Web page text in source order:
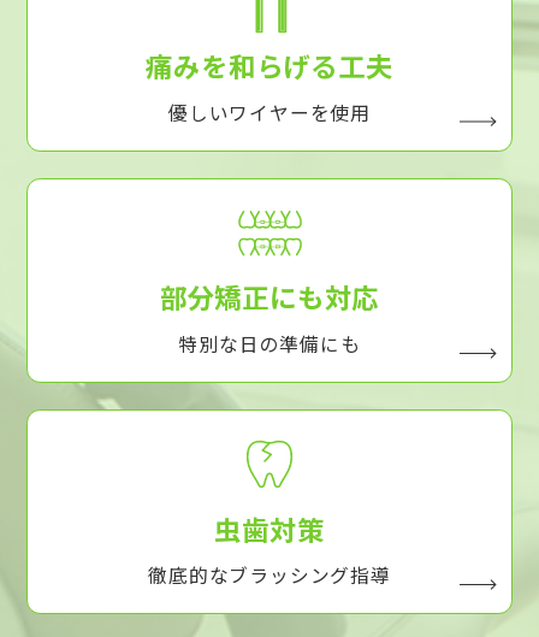
痛みを和らげる工夫
優しいワイヤーを使用
部分矯正にも対応
特別な日の準備にも
虫歯対策
徹底的なブラッシング指導